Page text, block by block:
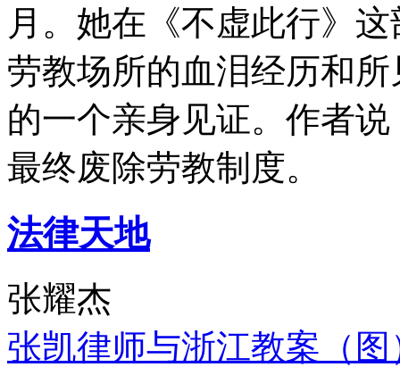
月。她在《不虚此行》
劳教场所的血泪经历和
的一个亲身见证。作者
最终废除劳教制度。
法律天地
张耀杰
张凯律师与浙江教案（图